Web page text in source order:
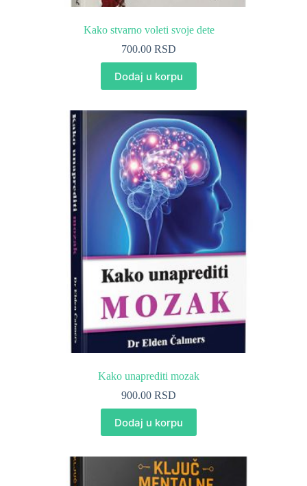
Kako stvarno voleti svoje dete
700.00RSD
Dodaj u korpu
Kako unaprediti mozak
900.00RSD
Dodaj u korpu